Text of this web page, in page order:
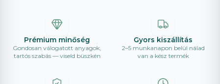
Prémium minőség
Gondosan válogatott anyagok,
tartós szabás — viseld büszkén
Gyors kiszállítás
2–5 munkanapon belül nálad
van a kész termék